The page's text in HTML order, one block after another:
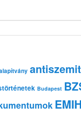
Budapest
EMIH